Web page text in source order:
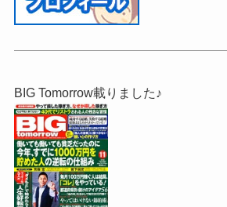
BIG Tomorrow載りました♪